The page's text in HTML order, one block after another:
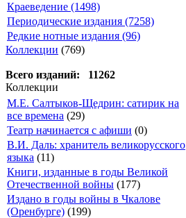
Краеведение (1498)
Периодические издания (7258)
Редкие нотные издания (96)
Коллекции (769)
Всего изданий: 11262
Коллекции
М.Е. Салтыков-Щедрин: сатирик на
все времена (29)
Театр начинается с афиши (0)
В.И. Даль: хранитель великорусского
языка (11)
Книги, изданные в годы Великой
Отечественной войны (177)
Издано в годы войны в Чкалове
(Оренбурге) (199)